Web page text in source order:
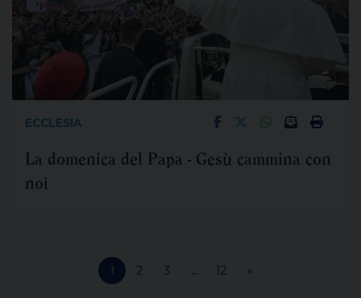
ECCLESIA
La domenica del Papa - Gesù cammina con
noi
1 2 3 ... 12 »